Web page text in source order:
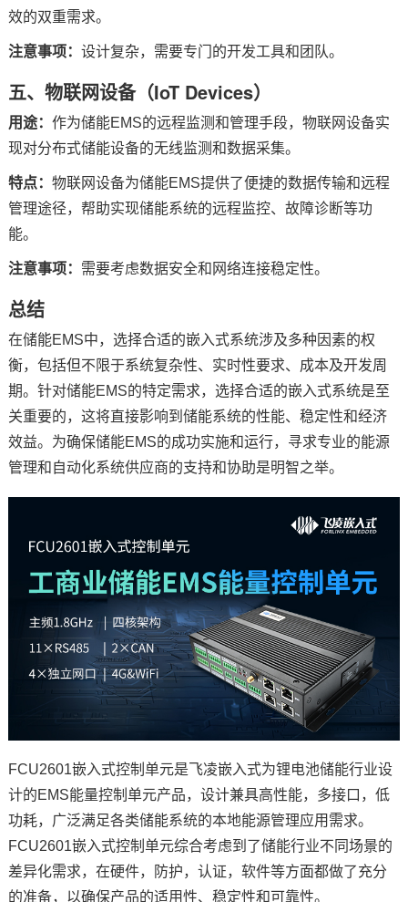
效的双重需求。
注意事项： 设计复杂，需要专门的开发工具和团队。
五、 物联网设备（IoT Devices）
用途： 作为储能EMS的远程监测和管理手段，物联网设备实
现对分布式储能设备的无线监测和数据采集。
特点： 物联网设备为储能EMS提供了便捷的数据传输和远程
管理途径，帮助实现储能系统的远程监控、故障诊断等功
能。
注意事项： 需要考虑数据安全和 网络连接稳定性。
总结
在储能EMS中，选择合适的嵌入式系统涉及多种因素的权
衡，包括但不限于系统复杂性、实时性要求、成本及开发周
期。针对储能EMS的特定需求，选择合适的嵌入式系统是至
关重要的，这将直接影响到储能系统的性能、稳定性和经济
效益。为确保储能EMS的成功实施和运行，寻求专业的能源
管理和自动化系统供应商的支持和协助是明智之举。
FCU2601嵌入式控制单元是飞凌嵌入式为锂电池储能行业设
计的EMS能量控制单元产品，设计兼具高性能，多接口，低
功耗，广泛满足各类储能系统的本地能源管理应用需求。
FCU2601嵌入式控制单元综合考虑到了储能行业不同场景的
差异化需求，在硬件，防护，认证，软件等方面都做了充分
的准备，以确保产品的适用性、稳定性和可靠性。